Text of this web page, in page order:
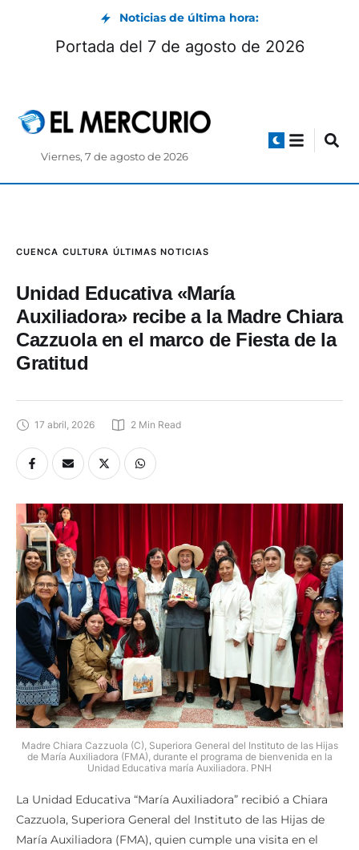
Noticias de última hora:
Portada del 7 de agosto de 2026
Viernes, 7 de agosto de 2026
CUENCA CULTURA ÚLTIMAS NOTICIAS
Unidad Educativa «María
Auxiliadora» recibe a la Madre Chiara
Cazzuola en el marco de Fiesta de la
Gratitud
17 abril, 2026 2 Min Read
Madre Chiara Cazzuola (C), Superiora General del Instituto de las Hijas
de María Auxiliadora (FMA), durante el programa de bienvenida en la
Unidad Educativa maría Auxiliadora. PNH
La Unidad Educativa “María Auxiliadora” recibió a Chiara
Cazzuola, Superiora General del Instituto de las Hijas de
María Auxiliadora (FMA), quien cumple una visita en el